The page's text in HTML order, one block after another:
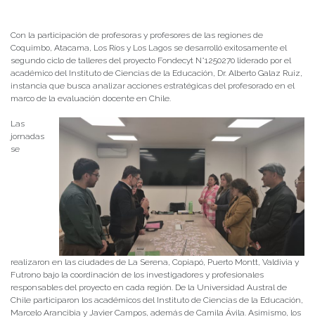
Con la participación de profesoras y profesores de las regiones de
Coquimbo, Atacama, Los Ríos y Los Lagos se desarrolló exitosamente el
segundo ciclo de talleres del proyecto Fondecyt N°1250270 liderado por el
académico del Instituto de Ciencias de la Educación, Dr. Alberto Galaz Ruiz,
instancia que busca analizar acciones estratégicas del profesorado en el
marco de la evaluación docente en Chile.
Las
jornadas
se
realizaron en las ciudades de La Serena, Copiapó, Puerto Montt, Valdivia y
Futrono bajo la coordinación de los investigadores y profesionales
responsables del proyecto en cada región. De la Universidad Austral de
Chile participaron los académicos del Instituto de Ciencias de la Educación,
Marcelo Arancibia y Javier Campos, además de Camila Ávila. Asimismo, los